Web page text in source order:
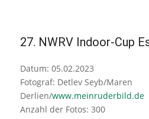
27. NWRV Indoor-Cup
Datum: 05.02.2023
Fotograf: Detlev Seyb/Maren
Derlien/www.meinruderbild.de
Anzahl der Fotos: 300